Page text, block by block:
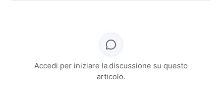
Accedi per iniziare la discussione su questo
articolo.